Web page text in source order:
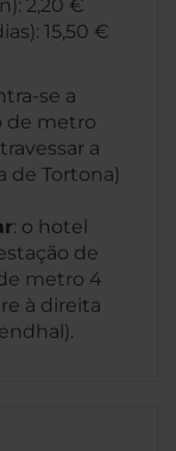
2,20 €
15,50 €
se a
de metro
a
de Tortona)
: o hotel
de
metro 4
à direita